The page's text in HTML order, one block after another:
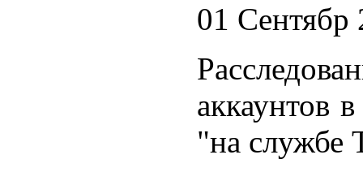
01 Сентябр
аккаунтов
"на службе